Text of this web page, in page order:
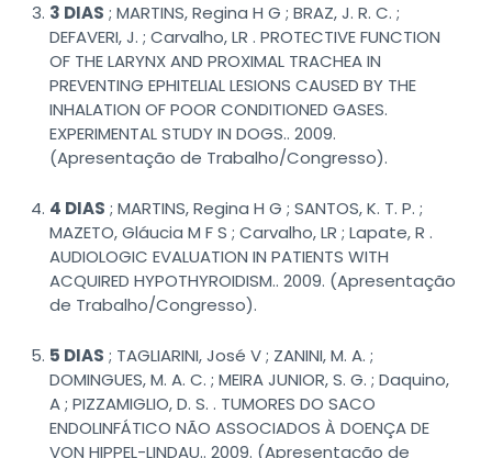
3 DIAS ; MARTINS, Regina H G ; BRAZ, J. R. C. ;
DEFAVERI, J. ; Carvalho, LR . PROTECTIVE FUNCTION
OF THE LARYNX AND PROXIMAL TRACHEA IN
PREVENTING EPHITELIAL LESIONS CAUSED BY THE
INHALATION OF POOR CONDITIONED GASES.
EXPERIMENTAL STUDY IN DOGS.. 2009.
(Apresentação de Trabalho/Congresso).
4 DIAS ; MARTINS, Regina H G ; SANTOS, K. T. P. ;
MAZETO, Gláucia M F S ; Carvalho, LR ; Lapate, R .
AUDIOLOGIC EVALUATION IN PATIENTS WITH
ACQUIRED HYPOTHYROIDISM.. 2009. (Apresentação
de Trabalho/Congresso).
5 DIAS ; TAGLIARINI, José V ; ZANINI, M. A. ;
DOMINGUES, M. A. C. ; MEIRA JUNIOR, S. G. ; Daquino,
A ; PIZZAMIGLIO, D. S. . TUMORES DO SACO
ENDOLINFÁTICO NÃO ASSOCIADOS À DOENÇA DE
VON HIPPEL-LINDAU.. 2009. (Apresentação de